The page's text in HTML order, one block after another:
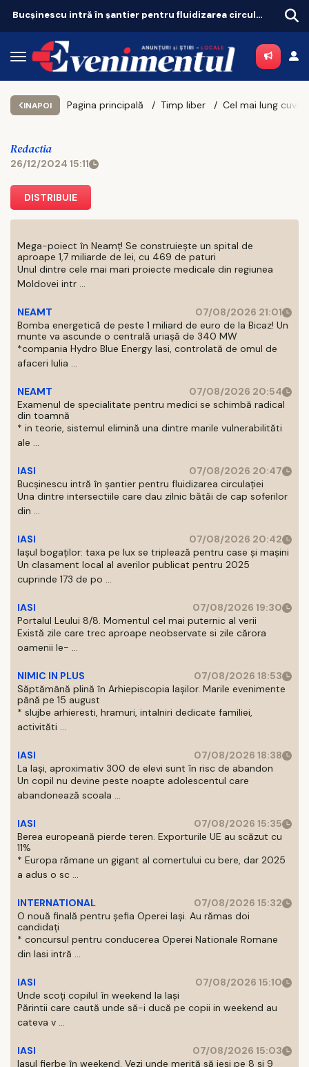
Bucșinescu intră în șantier pentru fluidizarea circulației
INAPOI Pagina principală Timp liber
Redactia
26/12/2024 15:11
DISTRIBUIE
Mega-poiect în Neamț! Se construiește un spital de
aproape 1,7 miliarde de lei, cu 469 de paturi
Unul dintre cele mai mari proiecte medicale din regiunea
Moldovei intr ...
NEAMT
07/08/2026 21:01
Bomba energetică de peste 1 miliard de euro de la Bicaz! Un
munte va ascunde o centrală uriașă de 340 MW
*compania Hydro Blue Energy Iasi, controlată de omul de
afaceri Iulia ...
NEAMT
07/08/2026 20:54
Examenul de specialitate pentru medici se schimbă radical
din toamnă
* in teorie, sistemul elimină una dintre marile vulnerabilităti
ale ...
IASI
07/08/2026 20:47
Bucșinescu intră în șantier pentru fluidizarea circulației
Una dintre intersectiile care dau zilnic bătăi de cap soferilor
din ...
IASI
07/08/2026 20:42
Iașul bogaților: taxa pe lux se triplează pentru case și mașini
Un clasament local al averilor publicat pentru 2025
cuprinde 173 de po ...
IASI
07/08/2026 19:30
Portalul Leului 8/8. Momentul cel mai puternic al verii
Există zile care trec aproape neobservate si zile cărora
oamenii le- ...
NIMIC IN PLUS
07/08/2026 18:53
Săptămână plină în Arhiepiscopia Iașilor. Marile evenimente
până pe 15 august
* slujbe arhieresti, hramuri, intalniri dedicate familiei,
activităti ...
IASI
07/08/2026 18:38
La Iași, aproximativ 300 de elevi sunt în risc de abandon
Un copil nu devine peste noapte adolescentul care
abandonează scoala ...
IASI
07/08/2026 15:35
Berea europeană pierde teren. Exporturile UE au scăzut cu
11%
* Europa rămane un gigant al comertului cu bere, dar 2025
a adus o sc ...
INTERNATIONAL
07/08/2026 15:32
O nouă finală pentru șefia Operei Iași. Au rămas doi
candidați
* concursul pentru conducerea Operei Nationale Romane
din Iasi intră ...
IASI
07/08/2026 15:10
Unde scoți copilul în weekend la Iași
Părintii care caută unde să-i ducă pe copii in weekend au
cateva v ...
IASI
07/08/2026 15:03
Iașul fierbe în weekend. Vezi unde merită să ieși pe 8 și 9